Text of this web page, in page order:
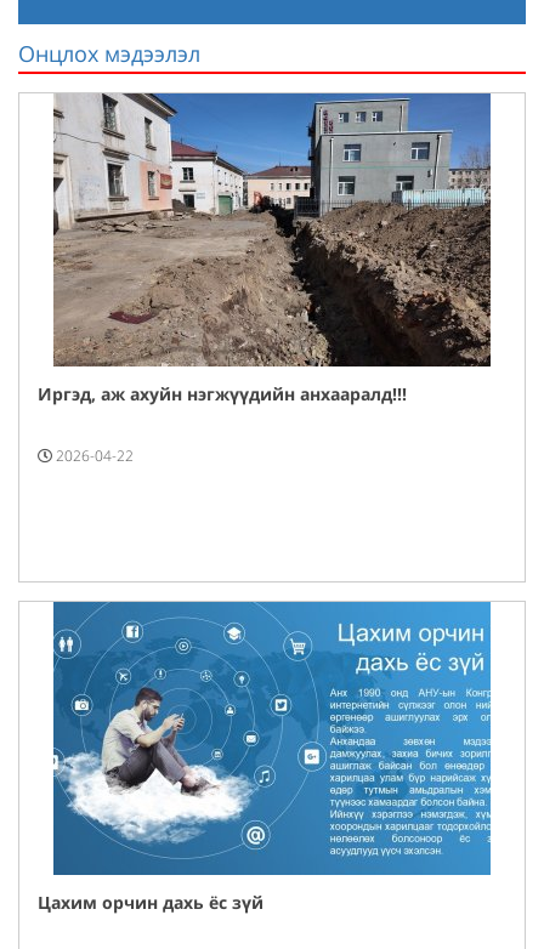
Онцлох мэдээлэл
Иргэд, аж ахуйн нэгжүүдийн анхааралд!!!
2026-04-22
Цахим орчин дахь ёс зүй